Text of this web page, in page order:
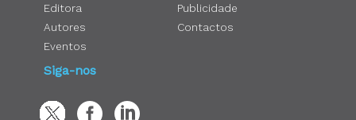
Editora
Autores
Eventos
Publicidade
Contactos
Siga-nos